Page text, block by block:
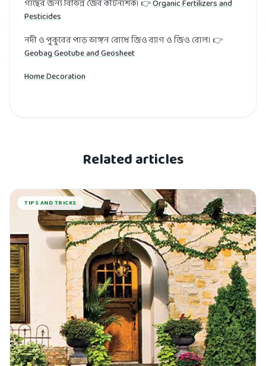
গাছের জন্য বিভিন্ন জৈব কীটনাশক। 👉Organic Fertilizers and
Pesticides
নদী ও পুকুরের পাড় ভাঙ্গন রোধে জিও ব্যাগ ও জিও রোল। 👉
Geobag Geotube and Geosheet
Home Decoration
Related articles
TIPS AND TRICKS